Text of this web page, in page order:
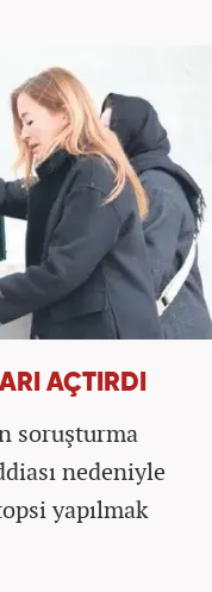
AÇTIRDI
soruşturma
nedeniyle
yapılmak